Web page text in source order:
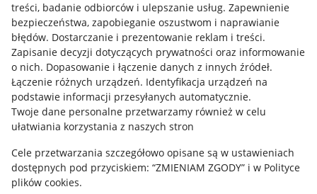
treści, badanie odbiorców i ulepszanie usług. Zapewnienie
bezpieczeństwa, zapobieganie oszustwom i naprawianie
błędów. Dostarczanie i prezentowanie reklam i treści.
Zapisanie decyzji dotyczących prywatności oraz informowanie
o nich. Dopasowanie i łączenie danych z innych źródeł.
Łączenie różnych urządzeń. Identyfikacja urządzeń na
podstawie informacji przesyłanych automatycznie.
Twoje dane personalne przetwarzamy również w celu
ułatwiania korzystania z naszych stron
Cele przetwarzania szczegółowo opisane są w ustawieniach
dostępnych pod przyciskiem: “ZMIENIAM ZGODY” i w Polityce
plików cookies.
Mapa miejscowości
Informacje prawne
Regulamin
Polityka plików "cookies"
Ustawienia plików "cookies"
Udostępnianie lokalizacji
Informacje dla Aktu o Usługach Cyfrowych